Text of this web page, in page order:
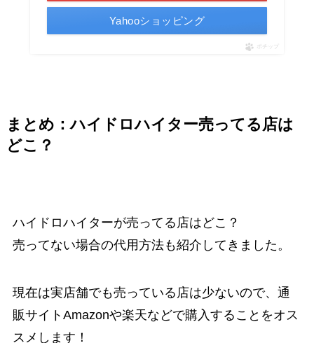
Yahooショッピング
ポチップ
まとめ：ハイドロハイター売ってる店は
どこ？
ハイドロハイターが売ってる店はどこ？
売ってない場合の代用方法も紹介してきました。
現在は実店舗でも売っている店は少ないので、通
販サイトAmazonや楽天などで購入することをオス
スメします！